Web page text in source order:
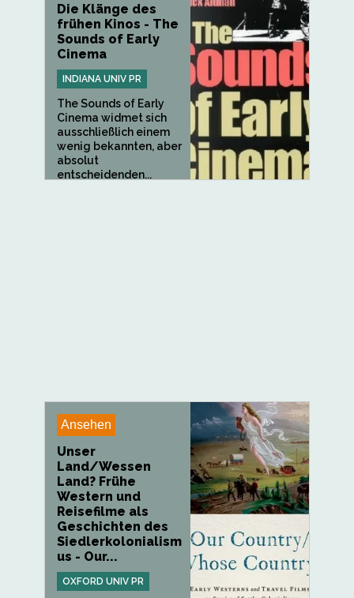
Die Klänge des
frühen Kinos - The
Sounds of Early
Cinema
INDIANA UNIV PR
The Sounds of Early
Cinema widmet sich
ausschließlich einem
wenig bekannten, aber
absolut
entscheidenden...
Ansehen
Unser
Land/Wessen
Land? Frühe
Western und
Reisefilme als
Geschichten des
Siedlerkolonialism
us - Our...
OXFORD UNIV PR